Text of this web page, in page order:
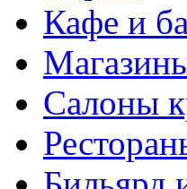
Кафе и
Салоны